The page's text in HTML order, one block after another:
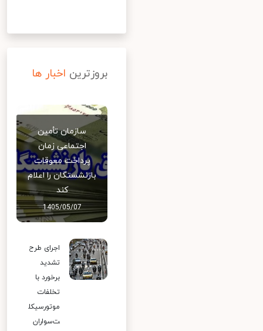
بروزترین اخبار ها
سازمان تأمین
اجتماعی زمان
پرداخت معوقات
بازنشستگان را اعلام
کند
1405/05/07
اجرای طرح
تشدید
برخورد با
تخلفات
موتورسیکل
ت‌سواران